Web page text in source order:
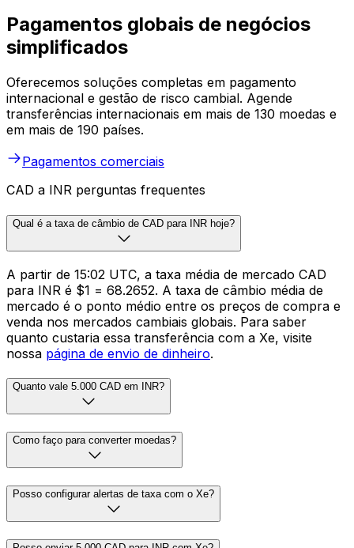
Pagamentos globais de negócios
simplificados
Oferecemos soluções completas em pagamento
internacional e gestão de risco cambial. Agende
transferências internacionais em mais de 130 moedas e
em mais de 190 países.
Pagamentos comerciais
CAD a INR perguntas frequentes
Qual é a taxa de câmbio de CAD para INR hoje?
A partir de 15:02 UTC, a taxa média de mercado CAD
para INR é $1 = ₹68.2652. A taxa de câmbio média de
mercado é o ponto médio entre os preços de compra e
venda nos mercados cambiais globais. Para saber
quanto custaria essa transferência com a Xe, visite
nossa página de envio de dinheiro.
Quanto vale 5.000 CAD em INR?
Como faço para converter moedas?
Posso configurar alertas de taxa com o Xe?